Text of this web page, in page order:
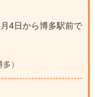
4日から博多駅前で
）